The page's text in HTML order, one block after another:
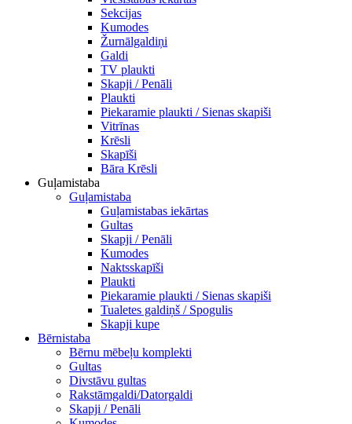
Sekcijas
Kumodes
Žurnālgaldiņi
Galdi
TV plaukti
Skapji / Penāli
Plaukti
Piekaramie plaukti / Sienas skapiši
Vitrīnas
Krēsli
Skapīši
Bāra Krēsli
Guļamistaba
Guļamistaba
Guļamistabas iekārtas
Gultas
Skapji / Penāli
Kumodes
Naktsskapīši
Plaukti
Piekaramie plaukti / Sienas skapiši
Tualetes galdiņš / Spogulis
Skapji kupe
Bērnistaba
Bērnu mēbeļu komplekti
Gultas
Divstāvu gultas
Rakstāmgaldi/Datorgaldi
Skapji / Penāli